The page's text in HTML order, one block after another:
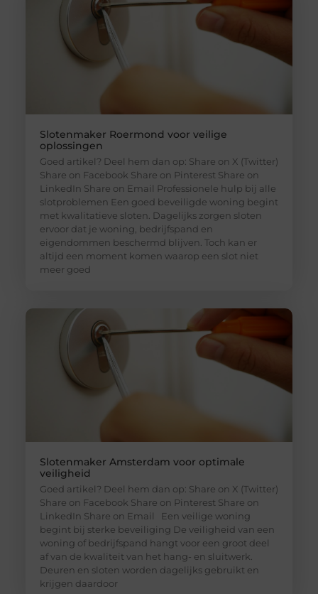
Slotenmaker Roermond voor veilige
oplossingen
Goed artikel? Deel hem dan op: Share on X (Twitter)
Share on Facebook Share on Pinterest Share on
LinkedIn Share on Email Professionele hulp bij alle
slotproblemen Een goed beveiligde woning begint
met kwalitatieve sloten. Dagelijks zorgen sloten
ervoor dat je woning, bedrijfspand en
eigendommen beschermd blijven. Toch kan er
altijd een moment komen waarop een slot niet
meer goed
Slotenmaker Amsterdam voor optimale
veiligheid
Goed artikel? Deel hem dan op: Share on X (Twitter)
Share on Facebook Share on Pinterest Share on
LinkedIn Share on Email Een veilige woning
begint bij sterke beveiliging De veiligheid van een
woning of bedrijfspand hangt voor een groot deel
af van de kwaliteit van het hang- en sluitwerk.
Deuren en sloten worden dagelijks gebruikt en
krijgen daardoor